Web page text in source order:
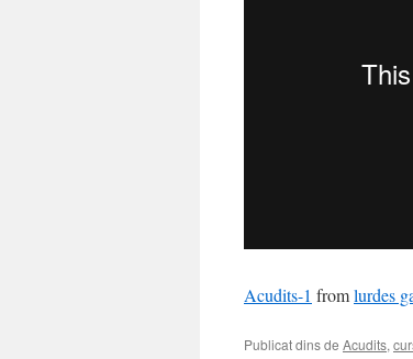
Acudits-1 fromlurdes
Publicat dins de Acudits,